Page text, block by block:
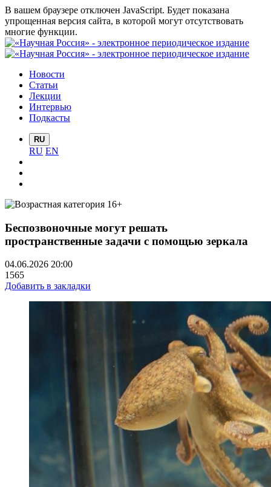
В вашем браузере отключен JavaScript. Будет показана
упрощенная версия сайта, в которой могут отсутствовать
многие функции.
Новости
Статьи
Лекции
Интервью
Подкасты
RU
RU EN
Беспозвоночные могут решать
пространственные задачи с помощью зеркала
04.06.2026 20:00
1565
Добавить в закладки